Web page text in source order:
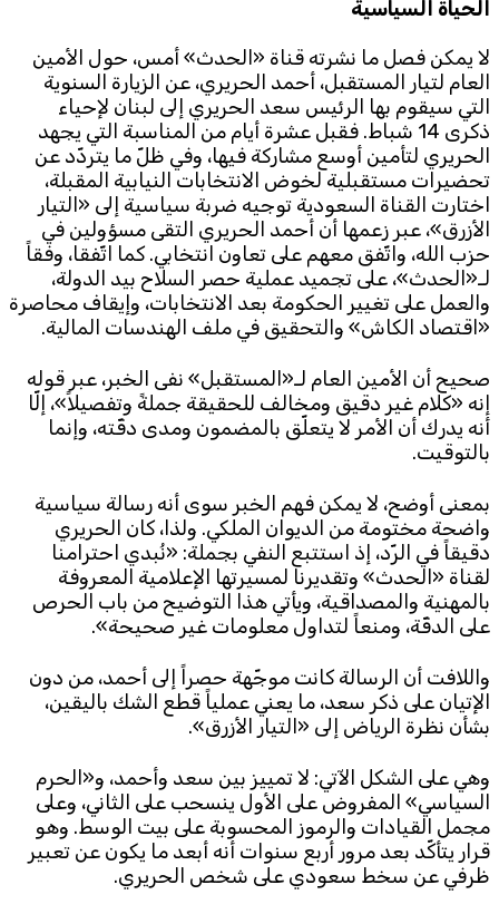
TTV
TTV Plus
Download the app
© 2025. All Rights Reserved. By Koein
الحياة السياسية
لا يمكن فصل ما نشرته قناة «الحدث» أمس، حول الأمين
العام لتيار المستقبل، أحمد الحريري، عن الزيارة السنوية
التي سيقوم بها الرئيس سعد الحريري إلى لبنان لإحياء
ذكرى 14 شباط. فقبل عشرة أيام من المناسبة التي يجهد
الحريري لتأمين أوسع مشاركة فيها، وفي ظلّ ما يتردّد عن
تحضيرات مستقبلية لخوض الانتخابات النيابية المقبلة،
اختارت القناة السعودية توجيه ضربة سياسية إلى «التيار
الأزرق»، عبر زعمها أن أحمد الحريري التقى مسؤولين في
حزب الله، واتّفق معهم على تعاون انتخابي. كما اتّفقا، وفقاً
لـ«الحدث»، على تجميد عملية حصر السلاح بيد الدولة،
والعمل على تغيير الحكومة بعد الانتخابات، وإيقاف محاصرة
«اقتصاد الكاش» والتحقيق في ملف الهندسات المالية.
صحيح أن الأمين العام لـ«المستقبل» نفى الخبر، عبر قوله
إنه «كلام غير دقيق ومخالف للحقيقة جملةً وتفصيلاً»، إلّا
أنه يدرك أن الأمر لا يتعلّق بالمضمون ومدى دقّته، وإنما
بالتوقيت.
بمعنى أوضح، لا يمكن فهم الخبر سوى أنه رسالة سياسية
واضحة مختومة من الديوان الملكي. ولذا، كان الحريري
دقيقاً في الرّد، إذ استتبع النفي بجملة: «نُبدي احترامنا
لقناة «الحدث» وتقديرنا لمسيرتها الإعلامية المعروفة
بالمهنية والمصداقية، ويأتي هذا التوضيح من باب الحرص
على الدقّة، ومنعاً لتداول معلومات غير صحيحة».
واللافت أن الرسالة كانت موجّهة حصراً إلى أحمد، من دون
الإتيان على ذكر سعد، ما يعني عملياً قطع الشك باليقين،
بشأن نظرة الرياض إلى «التيار الأزرق».
وهي على الشكل الآتي: لا تمييز بين سعد وأحمد، و«الحرم
السياسي» المفروض على الأول ينسحب على الثاني، وعلى
مجمل القيادات والرموز المحسوبة على بيت الوسط. وهو
قرار يتأكّد بعد مرور أربع سنوات أنه أبعد ما يكون عن تعبير
ظرفي عن سخط سعودي على شخص الحريري.